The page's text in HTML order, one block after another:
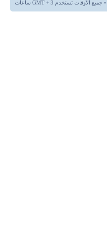
• جميع الأوقات تستخدم GMT + 3 ساعات